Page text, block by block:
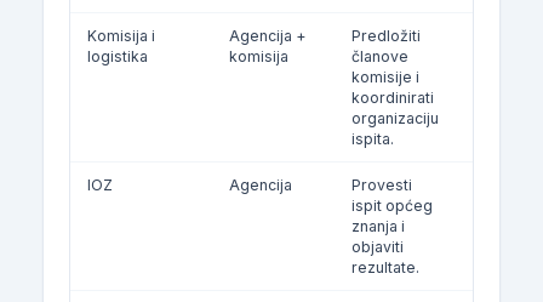
Komisija i
logistika
Agencija +
komisija
Predložiti
članove
komisije i
koordinirati
organizaciju
ispita.
IOZ Agencija
Provesti
ispit općeg
znanja i
objaviti
rezultate.